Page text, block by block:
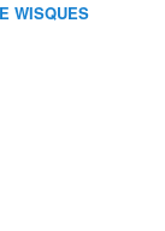
WISQUES